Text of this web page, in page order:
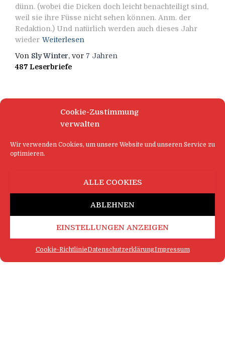
Cookie-Zustimmung
verwalten
Wir verwenden Cookies, um unsere Website und unseren Service zu
optimieren.
ALLE COOKIES
ABLEHNEN
EINSTELLUNGEN ANZEIGEN
Cookie-RichtlinieDatenschutzerklärungImpressum
dünn. (wobei die Dicken doch leicht benachteiligt sind,
weil sie ihre Füsse nicht sehen können. Anm. der
Redaktion.) Und natürlich werden auch dieses Jahr
wieder Weiterlesen
Von Sly Winter, vor 7 Jahren
487 Leserbriefe